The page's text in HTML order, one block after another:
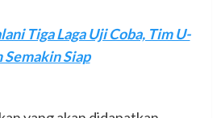
Tiga Laga Uji Coba, Tim U-
Siap